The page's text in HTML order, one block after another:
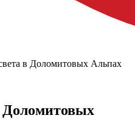
в Доломитовых Альпах
Доломитовых